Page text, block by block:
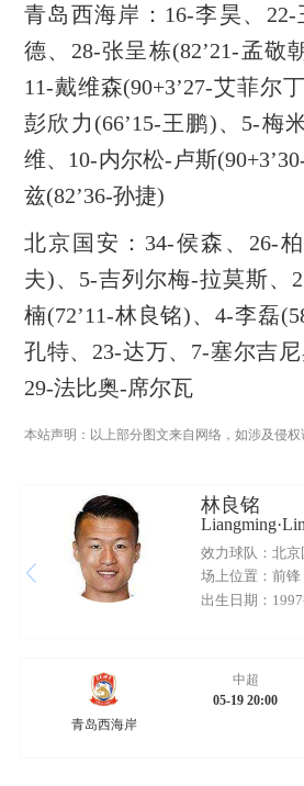
青岛西海岸：16-李昊、
德、28-张呈栋(82’21-孟敬
11-戴维森(90+3’27-艾菲尔
彭欣力(66’15-王鹏)、5-梅
维、10-内尔松-卢斯
兹(82’36-孙捷)
北京国安：34-侯森、26-柏
夫)、5-吉列尔梅-拉莫斯、
楠(72’11-林良铭)、4-李磊
孔特、23-达万、7-塞尔吉尼
29-法比奥-席尔瓦
本站声明：以上部分图文来自网络，如涉及侵
林良铭
Liangming·Lin
效力球队：北京
场上位置：前锋
出生日期：
青岛西海岸
中超
05-19 20:00